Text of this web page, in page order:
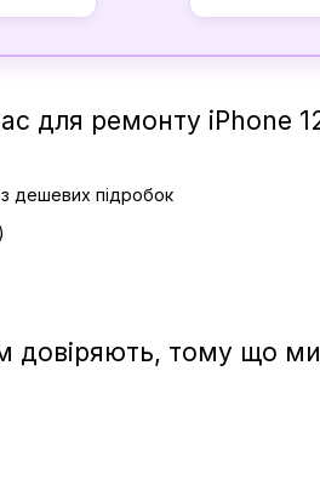
для ремонту iPhone
дешевих підробок
довіряють, тому що